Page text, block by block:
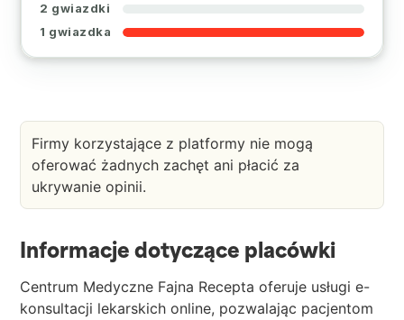
2 gwiazdki
1 gwiazdka
Firmy korzystające z platformy nie mogą
oferować żadnych zachęt ani płacić za
ukrywanie opinii.
Informacje dotyczące placówki
Centrum Medyczne Fajna Recepta oferuje usługi e-
konsultacji lekarskich online, pozwalając pacjentom